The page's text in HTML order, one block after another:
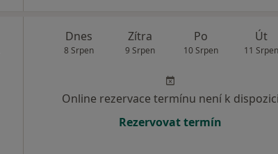
Dnes
8 Srpen
Zítra
9 Srpen
Po
10 Srpen
Út
11 Srpen
Online rezervace termínu není k dispozici
Rezervovat termín